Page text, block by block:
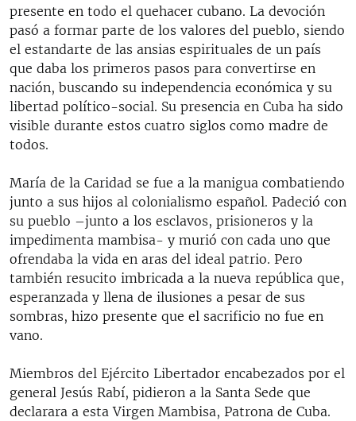
presente en todo el quehacer cubano. La devoción
pasó a formar parte de los valores del pueblo, siendo
el estandarte de las ansias espirituales de un país
que daba los primeros pasos para convertirse en
nación, buscando su independencia económica y su
libertad político-social. Su presencia en Cuba ha sido
visible durante estos cuatro siglos como madre de
todos.
María de la Caridad se fue a la manigua combatiendo
junto a sus hijos al colonialismo español. Padeció con
su pueblo –junto a los esclavos, prisioneros y la
impedimenta mambisa- y murió con cada uno que
ofrendaba la vida en aras del ideal patrio. Pero
también resucito imbricada a la nueva república que,
esperanzada y llena de ilusiones a pesar de sus
sombras, hizo presente que el sacrificio no fue en
vano.
Miembros del Ejército Libertador encabezados por el
general Jesús Rabí, pidieron a la Santa Sede que
declarara a esta Virgen Mambisa, Patrona de Cuba.